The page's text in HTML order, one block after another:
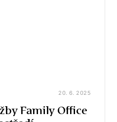
20. 6. 2025
Family Office